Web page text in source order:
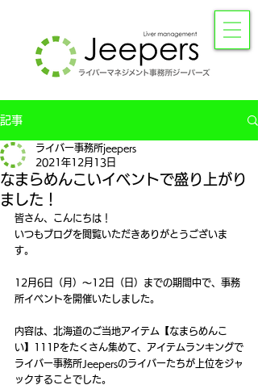
記事
なまらめんこいイベントで盛り上がり
ました！
ライバー事務所jeepers
2021年12月13日
皆さん、こんにちは！
いつもブログを閲覧いただきありがとうございま
す。
12月6日（月）〜12日（日）までの期間中で、事務
所イベントを開催いたしました。
内容は、北海道のご当地アイテム【なまらめんこ
い】111Pをたくさん集めて、アイテムランキングで
ライバー事務所Jeepersのライバーたちが上位をジャ
ックすることでした。